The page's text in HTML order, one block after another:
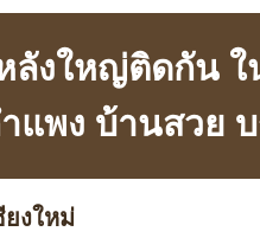
ลังใหญ่ติดกัน ใ
แพง บ้านสวย
ยงใหม่